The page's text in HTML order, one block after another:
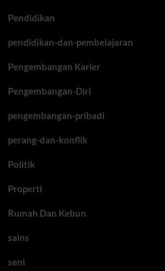
Pendidikan
pendidikan-dan-pembelajaran
Pengembangan Karier
Pengembangan-Diri
pengembangan-pribadi
perang-dan-konflik
Politik
Properti
Rumah Dan Kebun
sains
seni